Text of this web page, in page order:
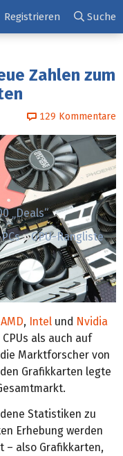
„Deals“
GPU-Rangliste
Registrieren Suche
Zahlen zum
129 Kommentare
AMD, Intel und Nvidia
als auch auf
Marktforscher von
Grafikkarten legte
Statistiken zu
Erhebung werden
– also Grafikkarten,